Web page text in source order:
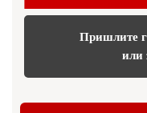
Пришлите
или